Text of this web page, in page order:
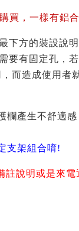
買，一樣有鋁
下方的裝設說
要有固定孔，若
而造成使用者
產生不舒適感
支架組合唷!
說明或是來